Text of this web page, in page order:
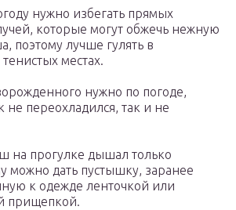
нужно избегать прямых
которые могут обжечь нежную
поэтому лучше гулять в
местах.
нужно по погоде,
не переохладился, так и не
на прогулке дышал только
можно дать пустышку, заранее
к одежде ленточкой или
прищепкой.